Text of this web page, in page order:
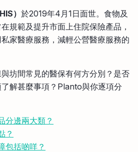
信用卡
） 於2019年4月1日面世。食物及
規範及提升市面上住院保險產品，
家醫療服務，減輕公營醫療服務的
坊間常見的醫保有何方分別？是否
解甚麼事項？Planto與你逐項分
分邊兩大類？
？
包括啲咩？